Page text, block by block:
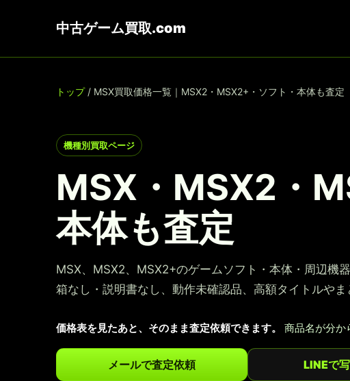
中古ゲーム買取.com
トップ/ MSX買取価格一覧｜MSX2・MSX2+・ソフト・本体も査定
機種別買取ページ
MSX・MSX2・
本体も査定
MSX、MSX2、MSX2+のゲームソフト・本体・周辺機
箱なし・説明書なし、動作未確認品、高額タイトルやま
価格表を見たあと、そのまま査定依頼できます。 商品名が分か
メールで査定依頼 LINEで